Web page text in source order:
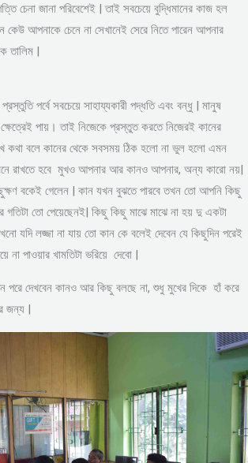
চেনা জানা পরিবেশেই | তাই সবচেয়ে বুদ্ধিমানের কাজ হল
কেউ আপনাকে চেনে না সেখানেই সেরে নিতে পারেন আপনার
তালিম |
পর্বে সবচেয়ে সাহায্যকারী পদ্ধতি এবং বন্ধু | মানুষ
পায়। তাই নিজেকে প্রস্তুত করতে নিজেরই কানের
কথা বলে কানের থেকে সবসময় ঠিক হলো না ভুল হলো এমন
রাখতে হবে মুখও আপনার আর কানও আপনার, অন্য কারো নয়|
বকেই গেলেন | কান যখন বুঝতে পারবে তখন তো আপনি কিছু
তো পেয়েছেনই| কিছু কিছু মাঝে মাঝে না হয় দু একটা
যদি লজ্জা না যায় তো কান কে বলেই দেবেন যে কিছুদিন পরেই
না পাওয়ার খামতিটা ভরিয়ে দেবো |
পরে দেখবেন কানও আর কিছু বলছে না, শুধু মুখের দিকে হাঁ করে
জন্য |